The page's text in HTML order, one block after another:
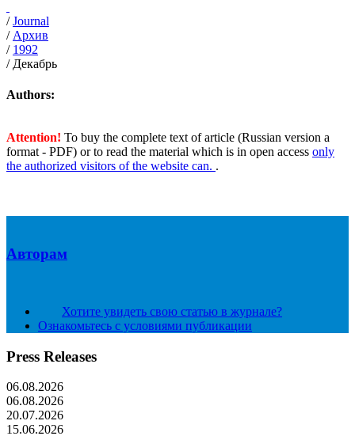
/Journal
/ Архив
/ 1992
/ Декабрь
Authors:
Attention! To buy the complete text of article (Russian version a
format - PDF) or to read the material which is in open access only
the authorized visitors of the website can. .
Авторам
Хотите увидеть свою статью в журнале?
Ознакомьтесь с условиями публикации
Press Releases
06.08.2026
06.08.2026
20.07.2026
15.06.2026